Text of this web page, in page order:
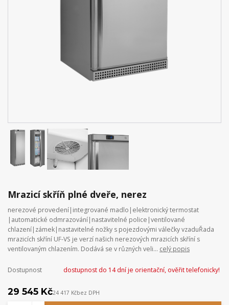
Mrazicí skříň plné dveře, nerez
nerezové provedení|integrované madlo|elektronický termostat
|automatické odmrazování|nastavitelné police|ventilované
chlazení|zámek|nastavitelné nožky s pojezdovými válečky vzaduŘada
mrazicích skříní UF-VS je verzí našich nerezových mrazicích skříní s
ventilovaným chlazením. Dodává se v různých veli... celý popis
Dostupnost dostupnost do 14 dní je orientační, ověřit telefonicky!
29 545 Kč24 417 Kčbez DPH